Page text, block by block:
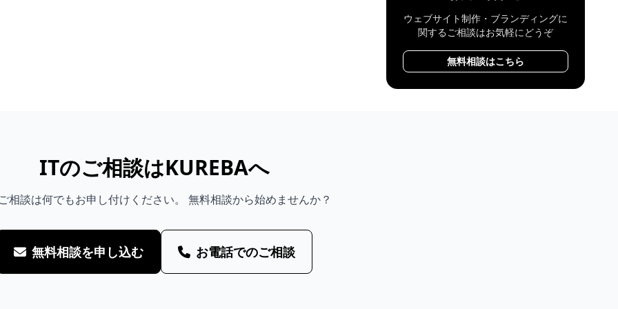
ウェブサイト制作・ブランディングに
関するご相談はお気軽にどうぞ
無料相談はこちら
ITのご相談はKUREBAへ
相談は何でもお申し付けください。 無料相談から始めませんか？
無料相談を申し込む お電話でのご相談